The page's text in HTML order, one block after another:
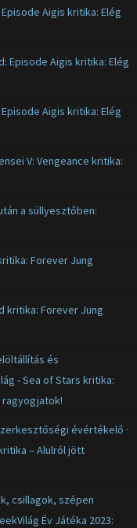
Aigis kritika: Elég
Episode Aigis kritika: Elég
Aigis kritika: Elég
V: Vengeance kritika:
a süllyesztőben:
Forever Jung
kritika: Forever Jung
és
-Sea of Stars kritika:
ragyogjatok!
évértékelő ·
– Alulról jött
csillagok, szépen
Év Játéka 2023: